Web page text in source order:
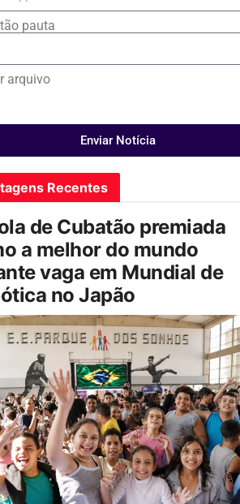
pauta
arquivo
Enviar Notícia
Recentes
de Cubatão premiada
a melhor do mundo
vaga em Mundial de
no Japão